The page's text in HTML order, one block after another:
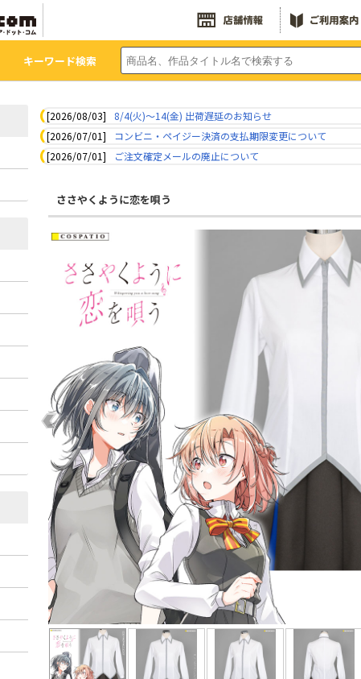
キーワード検索
[2026/08/03]
8/4(火)～14(金) 出荷遅延のお知らせ
[2026/07/01]
コンビニ・ペイジー決済の支払期限変更について
[2026/07/01]
ご注文確定メールの廃止について
ささやくように恋を唄う